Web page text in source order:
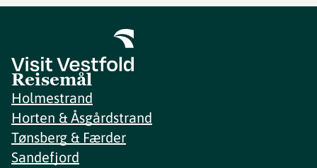
Reisemål
Holmestrand
Horten & Åsgårdstrand
Tønsberg & Færder
Sandefjord